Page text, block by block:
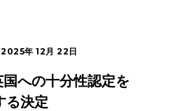
2025年 12月 22日
国への十分性認定を
る決定